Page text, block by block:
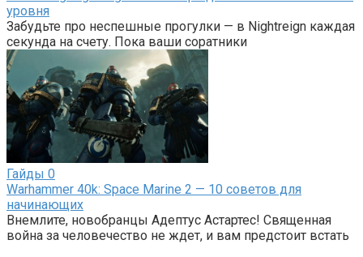
уровня
Забудьте про неспешные прогулки — в Nightreign каждая
секунда на счету. Пока ваши соратники
Гайды 0
Warhammer 40k: Space Marine 2 — 10 советов для
начинающих
Внемлите, новобранцы Адептус Астартес! Священная
война за человечество не ждет, и вам предстоит встать